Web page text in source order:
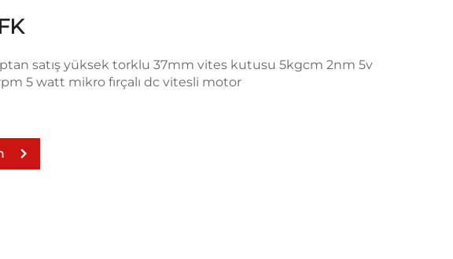
satış yüksek torklu 37mm vites kutusu 5kgcm 2nm 5v
5 watt mikro fırçalı dc vitesli motor